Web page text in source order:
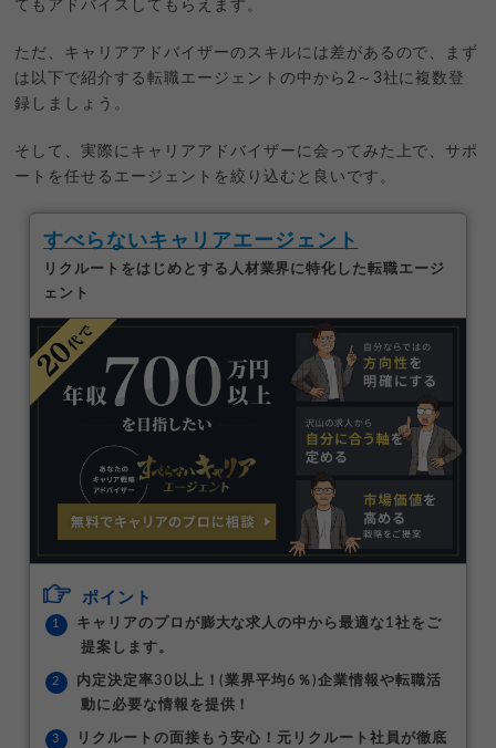
てもアドバイスしてもらえます。
ただ、キャリアアドバイザーのスキルには差があるので、まず
は以下で紹介する転職エージェントの中から2～3社に複数登
録しましょう。
そして、実際にキャリアアドバイザーに会ってみた上で、サポ
ートを任せるエージェントを絞り込むと良いです。
すべらないキャリアエージェント
リクルートをはじめとする人材業界に特化した転職エージ
ェント
ポイント
キャリアのプロが膨大な求人の中から最適な1社をご
提案します。
内定決定率30以上！(業界平均6％)企業情報や転職活
動に必要な情報を提供！
リクルートの面接もう安心！元リクルート社員が徹底